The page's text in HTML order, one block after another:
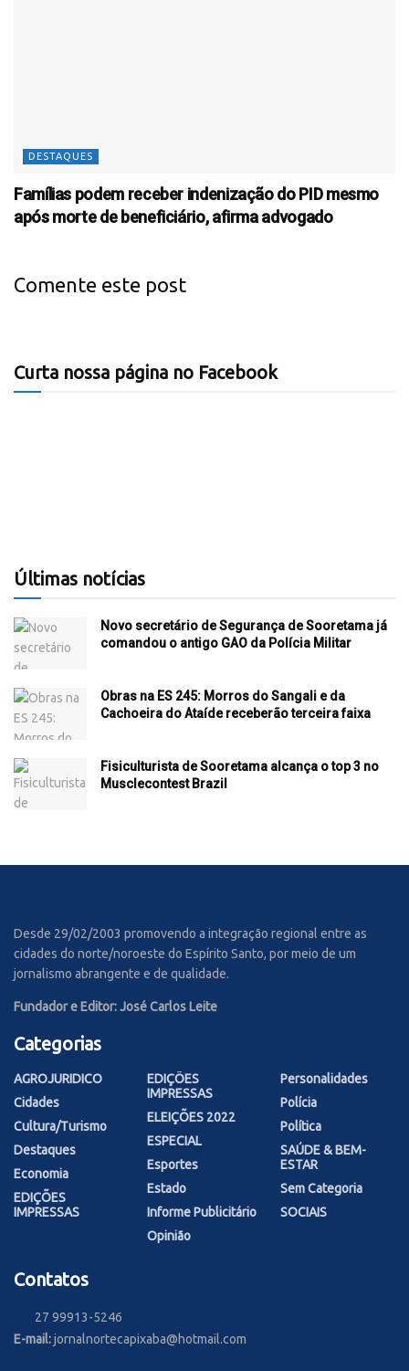
DESTAQUES
Famílias podem receber indenização do PID mesmo
após morte de beneficiário, afirma advogado
Comente este post
Curta nossa página no Facebook
Últimas notícias
Novo secretário de Segurança de Sooretama já
comandou o antigo GAO da Polícia Militar
Obras na ES 245: Morros do Sangali e da
Cachoeira do Ataíde receberão terceira faixa
Fisiculturista de Sooretama alcança o top 3 no
Musclecontest Brazil
Desde 29/02/2003 promovendo a integração regional entre as
cidades do norte/noroeste do Espírito Santo, por meio de um
jornalismo abrangente e de qualidade.
Fundador e Editor: José Carlos Leite
Categorias
AGROJURIDICO
Cidades
Cultura/Turismo
Destaques
Economia
EDIÇÕES
IMPRESSAS
EDIÇÕES
IMPRESSAS
ELEIÇÕES 2022
ESPECIAL
Esportes
Estado
Informe Publicitário
Opinião
Personalidades
Polícia
Política
SAÚDE & BEM-
ESTAR
Sem Categoria
SOCIAIS
Contatos
27 99913-5246
E-mail:jornalnortecapixaba@hotmail.com